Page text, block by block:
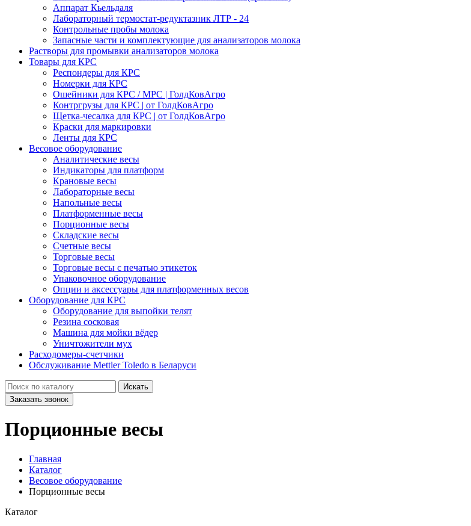
Аппарат Кьельдаля
Лабораторный термостат-редуктазник ЛТР - 24
Контрольные пробы молока
Запасные части и комплектующие для анализаторов молока
Растворы для промывки анализаторов молока
Товары для КРС
Респондеры для КРС
Номерки для КРС
Ошейники для КРС / МРС | ГолдКовАгро
Контргрузы для КРС | от ГолдКовАгро
Щетка-чесалка для КРС | от ГолдКовАгро
Краски для маркировки
Ленты для КРС
Весовое оборудование
Аналитические весы
Индикаторы для платформ
Крановые весы
Лабораторные весы
Напольные весы
Платформенные весы
Порционные весы
Складские весы
Счетные весы
Торговые весы
Торговые весы с печатью этикеток
Упаковочное оборудование
Опции и аксессуары для платформенных весов
Оборудование для КРС
Оборудование для выпойки телят
Резина сосковая
Машина для мойки вёдер
Уничтожители мух
Расходомеры-счетчики
Обслуживание Mettler Toledo в Беларуси
Искать
Заказать звонок
Порционные весы
Главная
Каталог
Весовое оборудование
Порционные весы
Каталог